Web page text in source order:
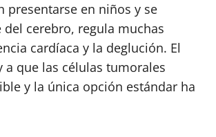
presentarse en niños y se
cerebro, regula muchas
cardíaca y la deglución. El
que las células tumorales
y la única opción estándar ha